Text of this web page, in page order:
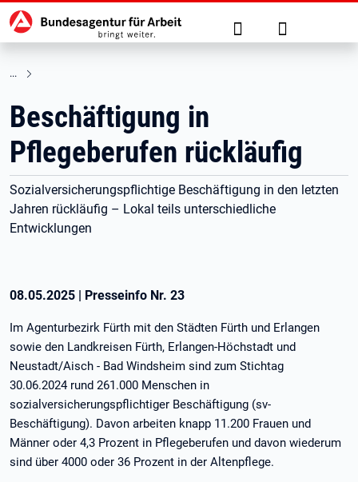
zu den Hauptinhalten springen
Hauptnavigation Suche Anmelden
Beschäftigung in
Pflegeberufen rückläufig
Sozialversicherungspflichtige Beschäftigung in den letzten
Jahren rückläufig – Lokal teils unterschiedliche
Entwicklungen
08.05.2025 | Presseinfo Nr. 23
Im Agenturbezirk Fürth mit den Städten Fürth und Erlangen
sowie den Landkreisen Fürth, Erlangen-Höchstadt und
Neustadt/Aisch - Bad Windsheim sind zum Stichtag
30.06.2024 rund 261.000 Menschen in
sozialversicherungspflichtiger Beschäftigung (sv-
Beschäftigung). Davon arbeiten knapp 11.200 Frauen und
Männer oder 4,3 Prozent in Pflegeberufen und davon wiederum
sind über 4000 oder 36 Prozent in der Altenpflege.